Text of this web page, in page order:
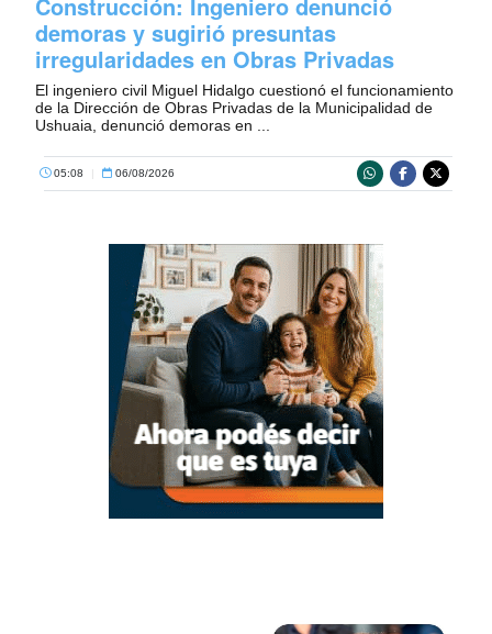
demoras y sugirió presuntas
irregularidades en Obras Privadas
El ingeniero civil Miguel Hidalgo cuestionó el funcionamiento
de la Dirección de Obras Privadas de la Municipalidad de
Ushuaia, denunció demoras en ...
05:08 | 06/08/2026